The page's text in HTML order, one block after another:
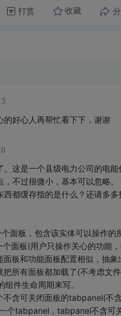
打赏 收藏
的好心人再帮忙看下下，谢谢
。这是一个县级电力公司的电能
不过很微小，基本可以忽略。
西都缓存指的是什么？还请多多
面板，包含该实体可以操作的
面板(用户只操作关心的功能
板和功能面板配置相似，抽象
所有面板都加载了(不考虑文件
件生命周期来写。
不含可关闭面板的tabpanel(不
个tabpanel，tabpanel不含可